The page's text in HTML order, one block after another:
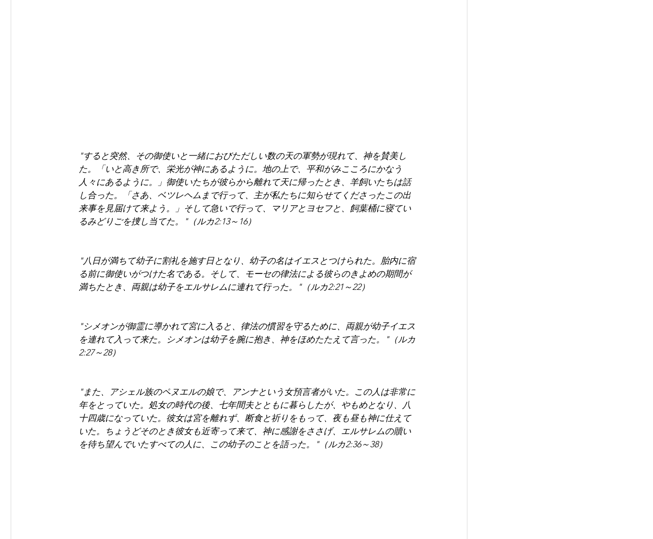
"すると突然、その御使いと一緒におびただしい数の天の軍勢が現れて、神を賛美し
た。「いと高き所で、栄光が神にあるように。地の上で、平和がみこころにかなう
人々にあるように。」御使いたちが彼らから離れて天に帰ったとき、羊飼いたちは話
し合った。「さあ、ベツレヘムまで行って、主が私たちに知らせてくださったこの出
来事を見届けて来よう。」そして急いで行って、マリアとヨセフと、飼葉桶に寝てい
るみどりごを捜し当てた。"（ルカ2:13～16）
"八日が満ちて幼子に割礼を施す日となり、幼子の名はイエスとつけられた。胎内に宿
る前に御使いがつけた名である。そして、モーセの律法による彼らのきよめの期間が
満ちたとき、両親は幼子をエルサレムに連れて行った。"（ルカ2:21～22）
"シメオンが御霊に導かれて宮に入ると、律法の慣習を守るために、両親が幼子イエス
を連れて入って来た。シメオンは幼子を腕に抱き、神をほめたたえて言った。"（ルカ
2:27～28）
"また、アシェル族のペヌエルの娘で、アンナという女預言者がいた。この人は非常に
年をとっていた。処女の時代の後、七年間夫とともに暮らしたが、やもめとなり、八
十四歳になっていた。彼女は宮を離れず、断食と祈りをもって、夜も昼も神に仕えて
いた。ちょうどそのとき彼女も近寄って来て、神に感謝をささげ、エルサレムの贖い
を待ち望んでいたすべての人に、この幼子のことを語った。"（ルカ2:36～38）